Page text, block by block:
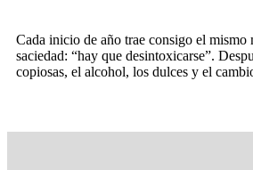
Cada inicio de año trae consigo el mismo
saciedad: “hay que desintoxicarse”.
copiosas, el alcohol, los dulces y el